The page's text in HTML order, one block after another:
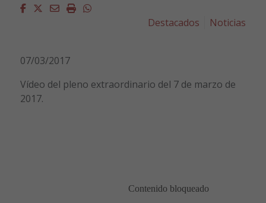
Facebook
Twitter
EmailImprimirWhatsapp
Destacados
Noticias
07/03/2017
Vídeo del pleno extraordinario del 7 de marzo de
2017.